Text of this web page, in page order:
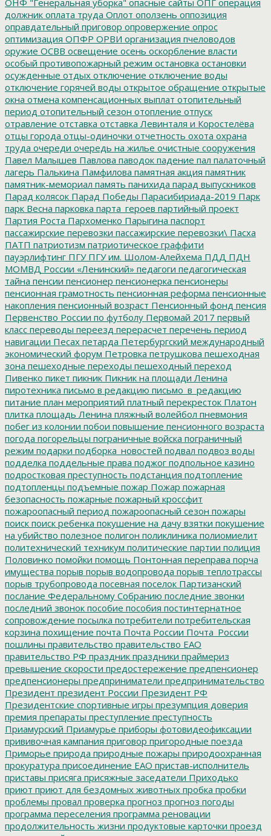
должник оплата труда Оплот оползень оппозиция
оправдательный приговор опровержение опрос
оптимизация ОПФР ОРВИ организация пчеловодов
оружие ОСВВ освещение осень оскорбление власти
особый противопожарный режим остановка остановки
осужденные отдых отключение отключение воды
отключение горячей воды открытое обращение открытые
окна отмена компенсационных выплат отопительный
период отопительный сезон отопление отпуск
отравление отставка отставка Левинталя и Коростелёва
отцы города отцы-одиночки отчетность охота охрана
труда очереди очередь на жилье очистные сооружения
Павел Малышев Павлова паводок падение пал палаточный
лагерь Палькина Памфилова памятная акция памятник
памятник-мемориал память панихида парад выпускников
Парад колясок Парад Победы Парасибириада-2019 Парк
парк Весна парковка парта_героев партийный проект
Партия Роста Пархоменко Парыгина паспорт
пассажирские перевозки пассажирские перевозки\ Пасха
ПАТП патриотизм патриотическое граффити
пауэрлифтинг ПГУПГУ им. Шолом-Алейхема ПДД ПДН
МОМВД России «Ленинский» педагоги педагогическая
тайна пенсии пенсионер пенсионерка пенсионеры
пенсионная грамотность пенсионная реформа пенсионные
накопления пенсионный возраст Пенсионный фонд пенсия
Первенство России по футболу Первомай 2017 первый
класс переводы переезд перерасчет перечень период
навигации Песах петарда Петербургский международный
экономический форум Петровка петрушкова пешеходная
зона пешеходные переходы пешеходный переход
Пивенко пикет пикник Пикник на площади Ленина
пиротехника письмо в редакцию письмо_в_редакцию
питание план мероприятий платный перекресток Платон
плитка площадь Ленина пляжный волейбол пневмония
побег из колонии побои повышение пенсионного возраста
погода погорельцы пограничные войска пограничный
режим подарки подборка_новостей подвал подвоз воды
подделка поддельные права поджог подпольное казино
подростковая преступность подстанция подтопление
подтопленцы подъемные пожар Пожар пожарная
безопасность пожарные пожарный кроссфит
пожароопасный период пожароопасный сезон пожары
поиск поиск ребенка покушение на дачу взятки покушение
на убийство полезное полигон поликлиника полиомиелит
политехнический техникум политические партии полиция
Половинко помойки помощь Понтонная переправа порча
имущества порыв порыв водопровода порыв теплотрассы
порыв трубопровода посевная поселок Партизанский
послание Федеральному Собранию последние звонки
последний звонок пособие пособия постинтернатное
сопровождение посылка потребители потребительская
корзина похищение почта Почта России Почта_России
пошлины правительство правительство ЕАО
правительство РФ праздник праздники праймериз
превышение скорости предостережение предпенсионер
предпенсионеры предприниматели предпринимательство
Президент президент России Президент РФ
Президентские спортивные игры презумпция доверия
премия препараты преступление преступность
Приамурский Приамурье приборы фотовидеофиксации
прививочная кампания приговор пригородные поезда
Приморье природа природные пожары природоохранная
прокуратура присоединение ЕАО пристав-исполнитель
приставы присяга присяжные заседатели Приходько
приют приют для бездомных животных пробка пробки
проблемы провал проверка прогноз прогноз погоды
программа переселения программа реновации
продолжительность жизни продуктовые карточки проезд